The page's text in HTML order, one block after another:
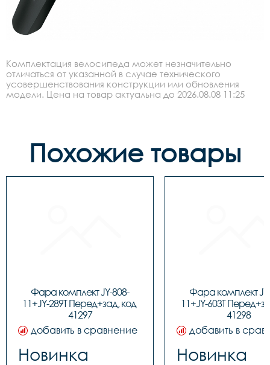
Комплектация велосипеда может незначительно
отличаться от указанной в случае технического
усовершенствования конструкции или обновления
модели. Цена на товар актуальна до 2026.08.08 11:25
Похожие товары
Фара комплект JY-808-
11+JY-289T Перед+зад, код
41297
добавить в сравнение
Новинка
Фара комплект
11+JY-603T
41298
добавить в
Новинка